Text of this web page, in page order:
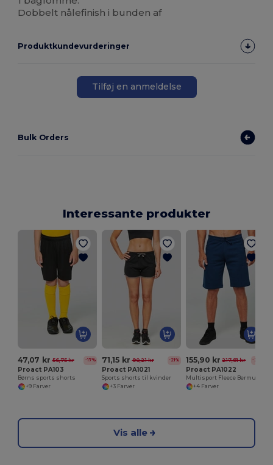
Dobbelt nålefinish i bunden af
Produktkundevurderinger
Tilføj en anmeldelse
Bulk Orders
Interessante produkter
47,07 kr 56,75 kr -17%
Proact PA103
Børns sports shorts
+9 Farver
71,15 kr 90,21 kr -21%
Proact PA1021
Sports shorts til kvinder
+3 Farver
155,90 kr 217,81 kr -28%
Proact PA1022
+4 Farver
Vis alle